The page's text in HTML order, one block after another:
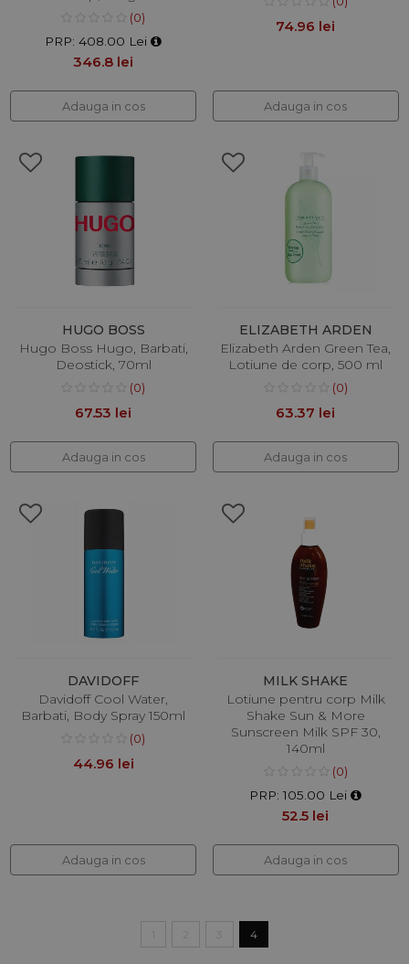
(0)
PRP: 408.00 Lei
346.8 lei
Adauga in cos
74.96 lei
Adauga in cos
HUGO BOSS
Hugo Boss Hugo, Barbati,
Deostick, 70ml
(0)
67.53 lei
Adauga in cos
ELIZABETH ARDEN
Elizabeth Arden Green Tea,
Lotiune de corp, 500 ml
(0)
63.37 lei
Adauga in cos
DAVIDOFF
Davidoff Cool Water,
Barbati, Body Spray 150ml
(0)
44.96 lei
Adauga in cos
MILK SHAKE
Lotiune pentru corp Milk
Shake Sun & More
Sunscreen Milk SPF 30,
140ml
(0)
PRP: 105.00 Lei
52.5 lei
Adauga in cos
4